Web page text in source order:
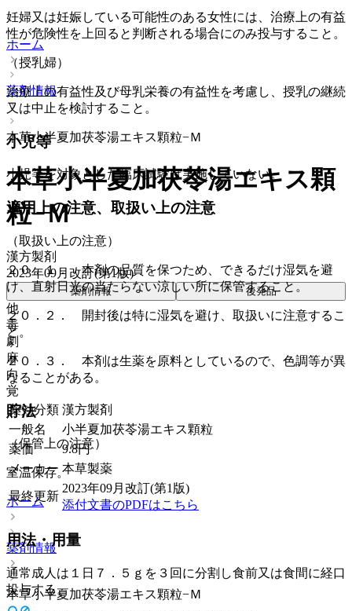
妊婦又は妊娠している可能性のある女性には、治療上の有益
性が危険性を上回ると判断される場合にのみ投与すること。
（授乳婦）
治療上の有益性及び母乳栄養の有益性を考慮し、授乳の継続
又は中止を検討すること。
小児等
小児等を対象とした臨床試験は実施していない。
適用上の注意、取扱い上の注意
（取扱い上の注意）
２０．１． 本剤の品質を保つため、できるだけ湿気を避
け、直射日光の当たらない涼しい所に保管すること。
２０．２． 開封後は特に湿気を避け、取扱いに注意するこ
と。
２０．３． 本剤は生薬を原料としているので、色調等が異
なることがある。
貯法
（保管上の注意）
室温保存。
ホーム
薬剤情報
本草小半夏加茯苓湯エキス顆粒−Ｍ
ホーム
薬剤情報
本草小半夏加茯苓湯エキス顆粒−Ｍ
本草小半夏加茯苓湯エキス顆
粒−Ｍ
漢方製剤
2023年09月改訂(第1版)
薬剤情報 後発品
他
毒
劇
麻
向
覚
薬効分類 漢方製剤
一般名
小半夏加茯苓湯エキス顆粒
薬価
9.8円
メーカー 本草製薬
最終更新
2023年09月改訂(第1版)
添付文書のPDFはこちら
用法・用量
通常成人は１日７．５ｇを３回に分割し食前又は食間に経口
投与する。